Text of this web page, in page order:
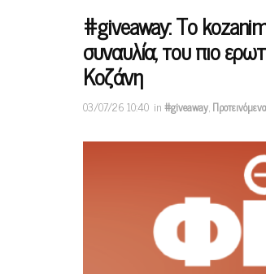
#giveaway: Το
συναυλία, του πιο
Κοζάνη
03/07/26 10:40 in#giveaway,Προτεινόμενα